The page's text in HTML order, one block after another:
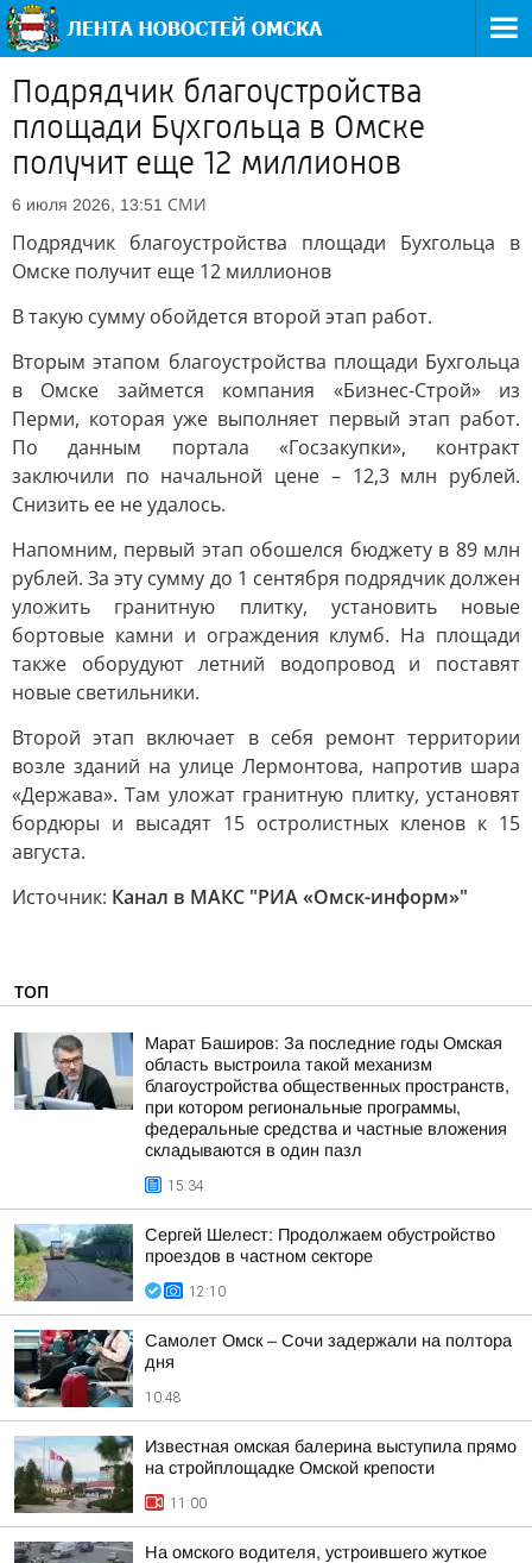
Подрядчик благоустройства
площади Бухгольца в Омске
получит еще 12 миллионов
6 июля 2026, 13:51 СМИ
Подрядчик благоустройства площади Бухгольца в
Омске получит еще 12 миллионов
В такую сумму обойдется второй этап работ.
Вторым этапом благоустройства площади Бухгольца
в Омске займется компания «Бизнес-Строй» из
Перми, которая уже выполняет первый этап работ.
По данным портала «Госзакупки», контракт
заключили по начальной цене – 12,3 млн рублей.
Снизить ее не удалось.
Напомним, первый этап обошелся бюджету в 89 млн
рублей. За эту сумму до 1 сентября подрядчик должен
уложить гранитную плитку, установить новые
бортовые камни и ограждения клумб. На площади
также оборудуют летний водопровод и поставят
новые светильники.
Второй этап включает в себя ремонт территории
возле зданий на улице Лермонтова, напротив шара
«Держава». Там уложат гранитную плитку, установят
бордюры и высадят 15 остролистных кленов к 15
августа.
Источник: Канал в МАКС "РИА «Омск-информ»"
ТОП
Марат Баширов: За последние годы Омская
область выстроила такой механизм
благоустройства общественных пространств,
при котором региональные программы,
федеральные средства и частные вложения
складываются в один пазл
15:34
Сергей Шелест: Продолжаем обустройство
проездов в частном секторе
12:10
Самолет Омск – Сочи задержали на полтора
дня
10:48
Известная омская балерина выступила прямо
на стройплощадке Омской крепости
11:00
На омского водителя, устроившего жуткое